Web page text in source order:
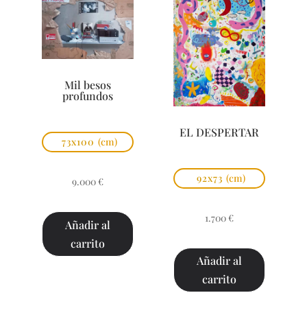
Mil besos
profundos
73x100 (cm)
9.000 €
Añadir al
carrito
EL DESPERTAR
92x73 (cm)
1.700 €
Añadir al
carrito